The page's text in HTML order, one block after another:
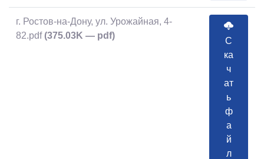
г. Ростов-на-Дону, ул. Урожайная, 4-
82.pdf (375.03K — pdf)
С
ка
ч
ат
ь
ф
а
й
л